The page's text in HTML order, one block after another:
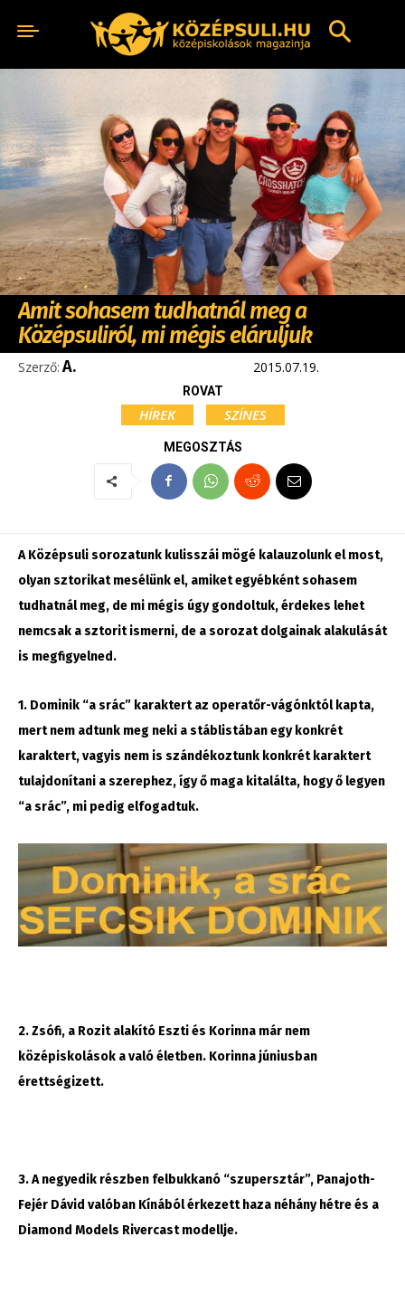
Amit sohasem tudhatnál meg a
Középsuliról, mi mégis eláruljuk
Szerző: A. 2015.07.19.
ROVAT
HÍREK SZÍNES
MEGOSZTÁS
A Középsuli sorozatunk kulisszái mögé kalauzolunk el most,
olyan sztorikat mesélünk el, amiket egyébként sohasem
tudhatnál meg, de mi mégis úgy gondoltuk, érdekes lehet
nemcsak a sztorit ismerni, de a sorozat dolgainak alakulását
is megfigyelned.
1. Dominik “a srác” karaktert az operatőr-vágónktól kapta,
mert nem adtunk meg neki a stáblistában egy konkrét
karaktert, vagyis nem is szándékoztunk konkrét karaktert
tulajdonítani a szerephez, így ő maga kitalálta, hogy ő legyen
“a srác”, mi pedig elfogadtuk.
2. Zsófi, a Rozit alakító Eszti és Korinna már nem
középiskolások a való életben. Korinna júniusban
érettségizett.
3. A negyedik részben felbukkanó “szupersztár”, Panajoth-
Fejér Dávid valóban Kínából érkezett haza néhány hétre és a
Diamond Models Rivercast modellje.